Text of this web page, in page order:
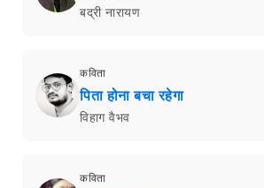
बद्री नारायण
कविता
पिता होना बचा रहेगा
विहाग वैभव
कविता